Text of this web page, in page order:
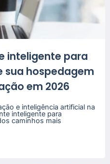
inteligente para
sua hospedagem
em 2026
e inteligência artificial na
inteligente para
caminhos mais